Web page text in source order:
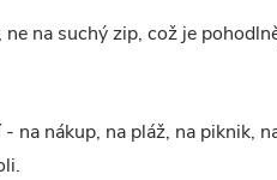
na suchý zip, což je
na nákup, na pláž, na piknik,